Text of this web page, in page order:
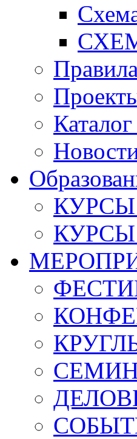
КУРСЫ
КУРСЫ